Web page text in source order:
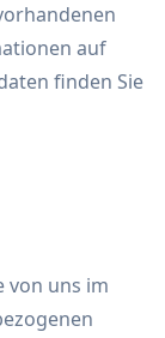
auf
finden Sie
von uns im